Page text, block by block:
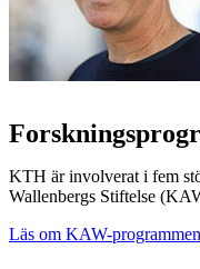
KTH är involverat i fem
Wallenbergs Stiftelse
Läs om KAW-programmen